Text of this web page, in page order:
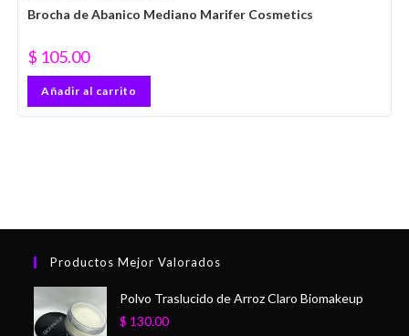
Brocha de Abanico Mediano Marifer Cosmetics
$ 105.00
Añadir al carrito
Productos Mejor Valorados
Polvo Traslucido de Arroz Claro Biomakeup
$ 130.00